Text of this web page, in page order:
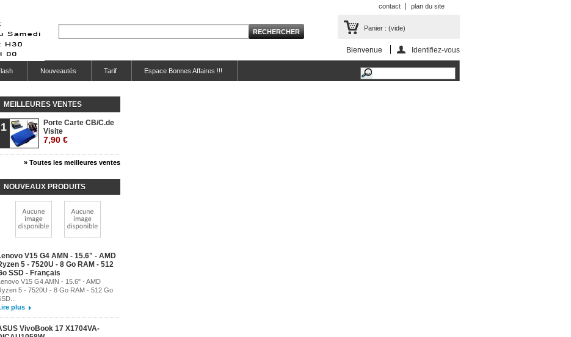
contact plan du site
Panier : (vide)
Bienvenue Identifiez-vous
Nouveautés Tarif Espace Bonnes Affaires !!!
MEILLEURES VENTES
1
Porte Carte CB/C.de
Visite
7,90 €
» Toutes les meilleures ventes
NOUVEAUX PRODUITS
V15 G4 AMN - 15.6" - AMD
5 - 7520U - 8 Go RAM - 512
SSD - Français
V15 G4 AMN - 15.6" - AMD
5 - 7520U - 8 Go RAM - 512 Go
plus
VivoBook 17 X1704VA-